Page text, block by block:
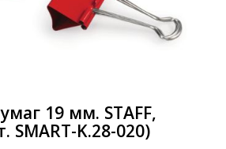
19 мм. STAFF,
SMART-K.28-020)